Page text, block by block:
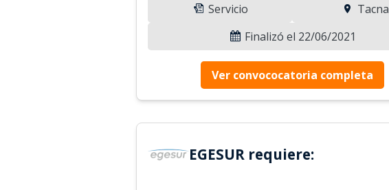
Servicio
Tacna
Finalizó el 22/06/2021
Ver convococatoria completa
EGESUR requiere: